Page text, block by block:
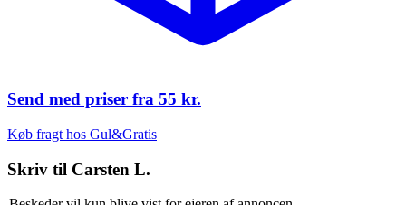
Send med priser fra 55 kr.
Køb fragt hos Gul&Gratis
Skriv til Carsten L.